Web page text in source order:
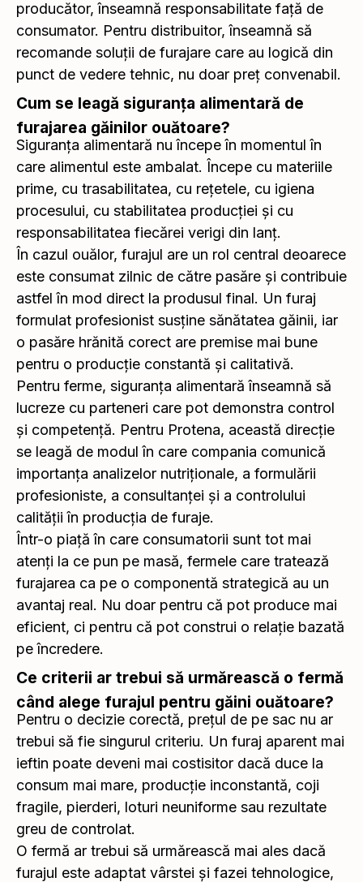
producător, înseamnă responsabilitate față de
consumator. Pentru distribuitor, înseamnă să
recomande soluții de furajare care au logică din
punct de vedere tehnic, nu doar preț convenabil.
Cum se leagă siguranța alimentară de
furajarea găinilor ouătoare?
Siguranța alimentară nu începe în momentul în
care alimentul este ambalat. Începe cu materiile
prime, cu trasabilitatea, cu rețetele, cu igiena
procesului, cu stabilitatea producției și cu
responsabilitatea fiecărei verigi din lanț.
În cazul ouălor, furajul are un rol central deoarece
este consumat zilnic de către pasăre și contribuie
astfel în mod direct la produsul final. Un furaj
formulat profesionist susține sănătatea găinii, iar
o pasăre hrănită corect are premise mai bune
pentru o producție constantă și calitativă.
Pentru ferme, siguranța alimentară înseamnă să
lucreze cu parteneri care pot demonstra control
și competență. Pentru Protena, această direcție
se leagă de modul în care compania comunică
importanța analizelor nutriționale, a formulării
profesioniste, a consultanței și a controlului
calității în producția de furaje.
Într-o piață în care consumatorii sunt tot mai
atenți la ce pun pe masă, fermele care tratează
furajarea ca pe o componentă strategică au un
avantaj real. Nu doar pentru că pot produce mai
eficient, ci pentru că pot construi o relație bazată
pe încredere.
Ce criterii ar trebui să urmărească o fermă
când alege furajul pentru găini ouătoare?
Pentru o decizie corectă, prețul de pe sac nu ar
trebui să fie singurul criteriu. Un furaj aparent mai
ieftin poate deveni mai costisitor dacă duce la
consum mai mare, producție inconstantă, coji
fragile, pierderi, loturi neuniforme sau rezultate
greu de controlat.
O fermă ar trebui să urmărească mai ales dacă
furajul este adaptat vârstei și fazei tehnologice,